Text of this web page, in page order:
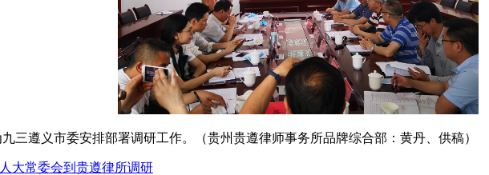
九三遵义市委安排部署调研工作。（贵州贵遵律师事务所品牌综合部：黄丹、供稿）
大常委会到贵遵律所调研